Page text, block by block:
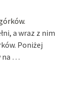
a wraz z nim
Poniżej
na …